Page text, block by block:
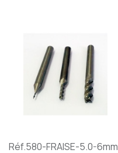
Réf.580-FRAISE-5.0-6mm